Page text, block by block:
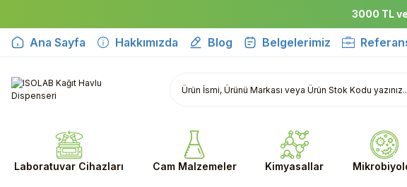
3000 TL
Ana Sayfa Hakkımızda Blog Belgelerimiz
Laboratuvar Cihazları Cam Malzemeler Kimyasallar